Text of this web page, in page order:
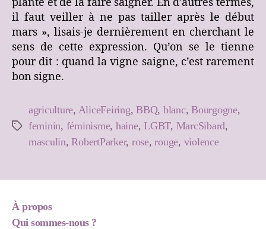
il faut veiller à ne pas tailler après le début
mars », lisais-je dernièrement en cherchant le
sens de cette expression. Qu’on se le tienne
pour dit : quand la vigne saigne, c’est rarement
bon signe.
Étiquettes
agriculture, AliceFeiring,BBQ, blanc,Bourgogne,
feminin, féminisme, haine,LGBT, MarcSibard,
masculin,RobertParker, rose,rouge, violence
À propos
Qui sommes-nous ?